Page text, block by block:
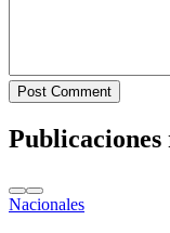
Post Comment
Publicaciones
Nacionales